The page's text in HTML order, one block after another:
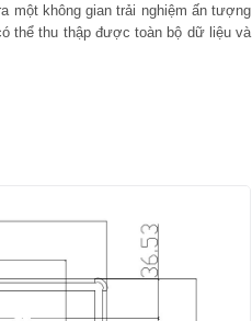
một không gian trải nghiệm ấn tượng
thể thu thập được toàn bộ dữ liệu và